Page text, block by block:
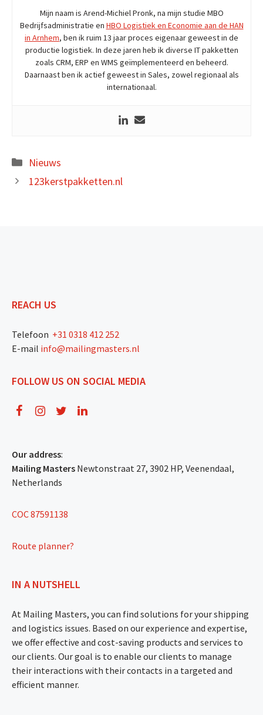
Mijn naam is Arend-Michiel Pronk, na mijn studie MBO
Bedrijfsadministratie en HBO Logistiek en Economie aan de HAN
in Arnhem, ben ik ruim 13 jaar proces eigenaar geweest in de
productie logistiek. In deze jaren heb ik diverse IT pakketten
zoals CRM, ERP en WMS geïmplementeerd en beheerd.
Daarnaast ben ik actief geweest in Sales, zowel regionaal als
internationaal.
Categories
Nieuws
123kerstpakketten.nl
REACH US
Telefoon +31 0318 412 252
E-mail info@mailingmasters.nl
FOLLOW US ON SOCIAL MEDIA
Our address:
Mailing Masters Newtonstraat 27, 3902 HP, Veenendaal,
Netherlands
COC 87591138
Route planner?
IN A NUTSHELL
At Mailing Masters, you can find solutions for your shipping
and logistics issues. Based on our experience and expertise,
we offer effective and cost-saving products and services to
our clients. Our goal is to enable our clients to manage
their interactions with their contacts in a targeted and
efficient manner.